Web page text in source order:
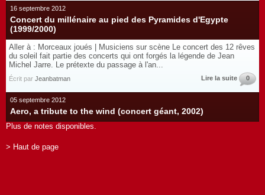
16 septembre 2012
Concert du millénaire au pied des Pyramides d'Egypte
(1999/2000)
Aller à : Morceaux joués | Musiciens sur scène Le concert des 12 rêves
du soleil fait partie des concerts qui ont forgés la légende de Jean
Michel Jarre. Le prétexte du passage à l'an...
Écrit par Jeanbatman Lire la suite 0
05 septembre 2012
Aero, a tribute to the wind (concert géant, 2002)
Plus de notes disponibles.
> Haut de page